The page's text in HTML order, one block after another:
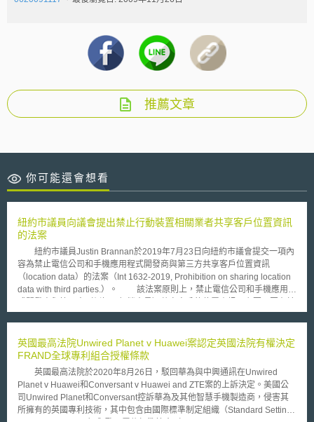
推薦文章
你可能還會想看
紐約市議員向議會提出禁止行動裝置相關業者共享客戶位置資訊
的法案
紐約市議員Justin Brannan於2019年7月23日向紐約市議會提交一項內
容為禁止電信公司和手機應用程式開發商與第三方共享客戶位置資訊
（location data）的法案（Int 1632-2019, Prohibition on sharing location
data with third parties.）。 該法案原則上，禁止電信公司和手機應用程
一般客戶並不清楚自己的位置資訊被共享給第三人，且對於第三人取得其位
取得客戶本人同意，即共享其位置資訊無疑是對客戶個人隱私的侵犯。如公
司違反法案規定，執法機關對該公司之罰款，以「行為次數」作為計算單
位，每次課予1,000美元，惟就同一名受害者，如一天內有數個違法行為，
則當天罰款上限為10,000美元。同時，該法案賦予位置資訊被違法共享的當
事人，得就其權利被侵害之事實，向法院提訴訟，以為救濟。 不過，
該法案並非「絕對」禁止位置資訊的共享，如屬下列情形，例外可共享：
為配合執法機關執行法定職務之所需，如：法律調查等程序，而提供客戶之
英國最高法院Unwired Planet v Huawei案認定英國法院有權決定
FRAND全球專利組合授權條款
英國最高法院於2020年8月26日，駁回華為與中興通訊在Unwired
Planet v Huawei和Conversant v Huawei and ZTE案的上訴決定。美國公
司Unwired Planet和Conversant控訴華為及其他智慧手機製造商，侵害其
所擁有的英國專利技術，其中包含由國際標準制定組織（Standard Setting